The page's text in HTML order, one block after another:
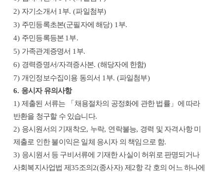
2) 자기소개서 1 부. (파일첨부)
3) 주민등록초본(군필자에 해당) 1 부.
4) 주민등록등본 1 부.
5) 가족관계증명서 1 부.
6) 경력증명서/자격증사본. (해당자에 한함)
7) 개인정보수집이용 동의서 1 부. (파일첨부)
6. 응시자 유의사항
1) 제출된 서류는 「 채용절차의 공정화에 관한 법률」 에 따라
반환을 청구할 수 있습니다.
2) 응시원서의 기재착오, 누락, 연락불능, 경력 및 자격사항 미
제출로 인한 불이익은 일체 응시자 의 책임으로 함.
3) 응시원서 등 구비서류에 기재한 사실이 허위로 판명되거나
사회복지사업법 제 35조의 2(종사자) 제 2항 각 호의 어느 하나에